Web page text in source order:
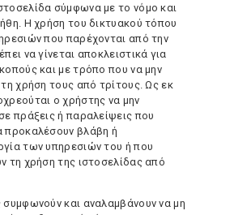
σύμφωνα με το νόμο και
Η χρήση του δικτυακού τόπου
που παρέχονται από την
να γίνεται αποκλειστικά για
και με τρόπο που να μην
τη χρήση τους από τρίτους. Ως εκ
ο χρήστης να μην
πράξεις ή παραλείψεις που
προκαλέσουν βλάβη ή
των υπηρεσιών του ή που
τη χρήση της ιστοσελίδας από
συμφωνούν και αναλαμβάνουν να μη